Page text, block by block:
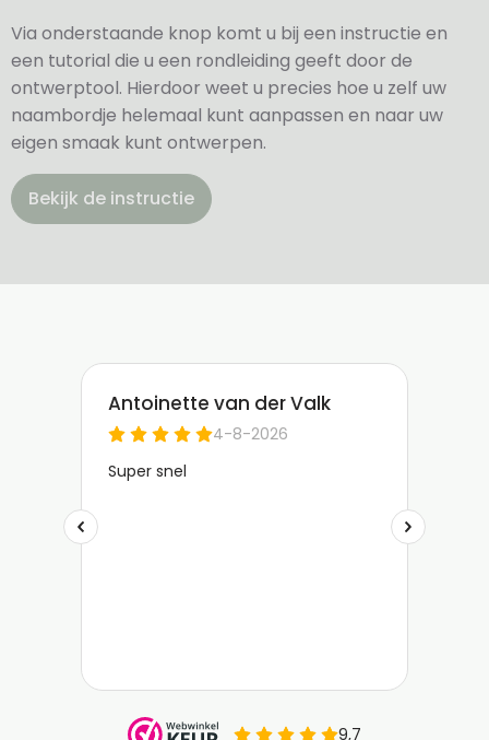
Via onderstaande knop komt u bij een instructie en
een tutorial die u een rondleiding geeft door de
ontwerptool. Hierdoor weet u precies hoe u zelf uw
naambordje helemaal kunt aanpassen en naar uw
eigen smaak kunt ontwerpen.
Bekijk de instructie